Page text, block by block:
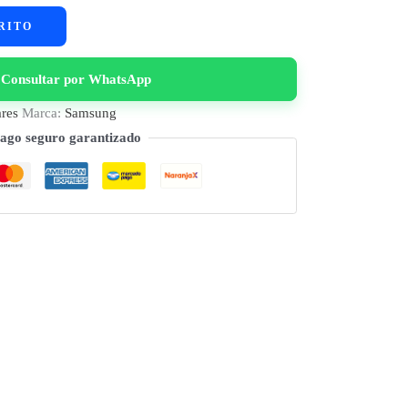
Consultar por WhatsApp
Marca: Samsung
seguro garantizado